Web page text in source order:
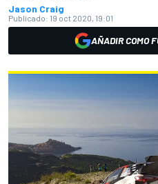
Jason Craig
Publicado: 19 oct 2020, 19:01
AÑADIR COMO